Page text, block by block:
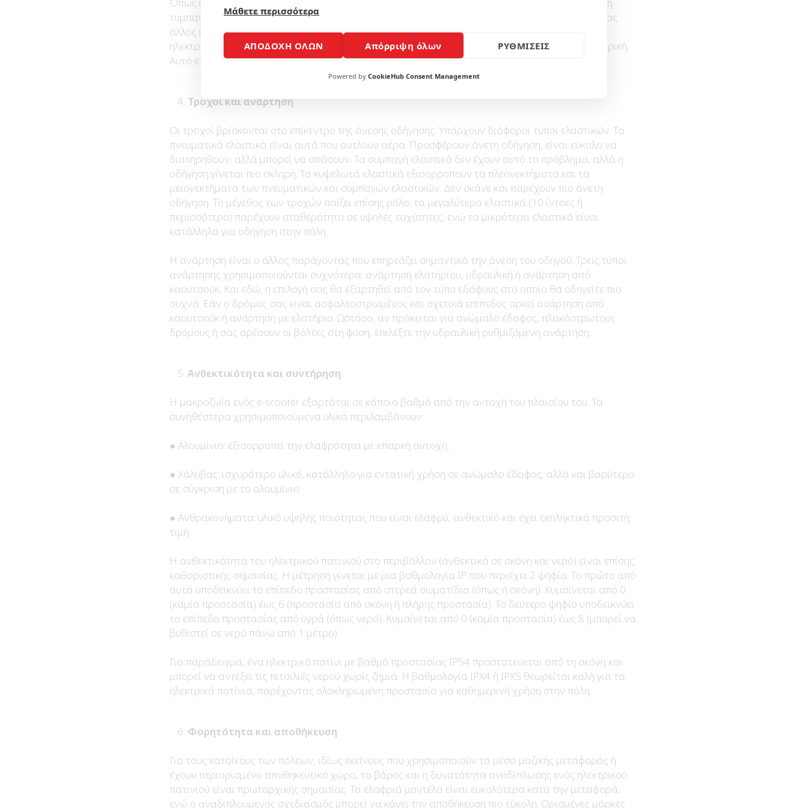
τυμπανόφρενα. Είναι αποτελεσματικά και εξασφαλίζουν γρήγορο και ασφαλές φρενάρισμα. Ένας
άλλος κοινός τύπος είναι τα λεγόμενα «αναγεννητικά» φρένα. Αυτά χρησιμοποιούν τον
ηλεκτροκινητήρα για τη μείωση της ταχύτητας, ενώ μετατρέπουν την κινητική ενέργεια σε ηλεκτρική.
Αυτό επεκτείνει την εμβέλεια του σκούτερ.
Τροχοί και ανάρτηση
Οι τροχοί βρίσκονται στο επίκεντρο της άνεσης οδήγησης. Υπάρχουν διάφοροι τύποι ελαστικών. Τα
πνευματικά ελαστικά είναι αυτά που αντλούν αέρα. Προσφέρουν άνετη οδήγηση, είναι εύκολο να
διατηρηθούν, αλλά μπορεί να σπάσουν. Τα συμπαγή ελαστικά δεν έχουν αυτό το πρόβλημα, αλλά η
οδήγηση γίνεται πιο σκληρή. Τα κυψελωτά ελαστικά εξισορροπούν τα πλεονεκτήματα και τα
μειονεκτήματα των πνευματικών και συμπαγών ελαστικών. Δεν σκάνε και παρέχουν πιο άνετη
οδήγηση. Το μέγεθος των τροχών παίζει επίσης ρόλο: τα μεγαλύτερα ελαστικά (10 ίντσες ή
περισσότερο) παρέχουν σταθερότητα σε υψηλές ταχύτητες, ενώ τα μικρότερα ελαστικά είναι
κατάλληλα για οδήγηση στην πόλη.
Η ανάρτηση είναι ο άλλος παράγοντας που επηρεάζει σημαντικά την άνεση του οδηγού. Τρεις τύποι
ανάρτησης χρησιμοποιούνται συχνότερα: ανάρτηση ελατηρίου, υδραυλική ή ανάρτηση από
καουτσούκ. Και εδώ, η επιλογή σας θα εξαρτηθεί από τον τύπο εδάφους στο οποίο θα οδηγείτε πιο
συχνά. Εάν ο δρόμος σας είναι ασφαλτοστρωμένος και σχετικά επίπεδος αρκεί ανάρτηση από
καουτσούκ ή ανάρτηση με ελατήριο. Ωστόσο, αν πρόκειται για ανώμαλο έδαφος, πλακόστρωτους
δρόμους ή σας αρέσουν οι βόλτες στη φύση, επιλέξτε την υδραυλική ρυθμιζόμενη ανάρτηση.
Ανθεκτικότητα και συντήρηση
Η μακροζωία ενός e-scooter εξαρτάται σε κάποιο βαθμό από την αντοχή του πλαισίου του. Τα
συνηθέστερα χρησιμοποιούμενα υλικά περιλαμβάνουν:
● Αλουμίνιο: εξισορροπεί την ελαφρότητα με επαρκή αντοχή.
● Χάλυβας: ισχυρότερο υλικό, κατάλληλο για εντατική χρήση σε ανώμαλο έδαφος, αλλά και βαρύτερο
σε σύγκριση με το αλουμίνιο.
● Ανθρακονήματα: υλικό υψηλής ποιότητας που είναι ελαφρύ, ανθεκτικό και έχει εκπληκτικά προσιτή
τιμή.
Η ανθεκτικότητα του ηλεκτρικού πατινιού στο περιβάλλον (ανθεκτικά σε σκόνη και νερό) είναι επίσης
καθοριστικής σημασίας. Η μέτρηση γίνεται με μια βαθμολογία IP που περιέχει 2 ψηφία. Το πρώτο από
αυτά υποδεικνύει το επίπεδο προστασίας από στερεά σωματίδια (όπως η σκόνη). Κυμαίνεται από 0
(καμία προστασία) έως 6 (προστασία από σκόνη ή πλήρης προστασία). Το δεύτερο ψηφίο υποδεικνύει
το επίπεδο προστασίας από υγρά (όπως νερό). Κυμαίνεται από 0 (καμία προστασία) έως 8 (μπορεί να
βυθιστεί σε νερό πάνω από 1 μέτρο).
Για παράδειγμα, ένα ηλεκτρικό πατίνι με βαθμό προστασίας IP54 προστατεύεται από τη σκόνη και
μπορεί να αντέξει τις πιτσιλιές νερού χωρίς ζημιά. Η βαθμολογία IPX4 ή IPX5 θεωρείται καλή για τα
ηλεκτρικά πατίνια, παρέχοντας ολοκληρωμένη προστασία για καθημερινή χρήση στην πόλη.
Φορητότητα και αποθήκευση
Για τους κατοίκους των πόλεων, ιδίως εκείνους που χρησιμοποιούν τα μέσα μαζικής μεταφοράς ή
έχουν περιορισμένο αποθηκευτικό χώρο, το βάρος και η δυνατότητα αναδίπλωσης ενός ηλεκτρικού
πατινιού είναι πρωταρχικής σημασίας. Τα ελαφριά μοντέλα είναι ευκολότερα κατά την μεταφορά,
ενώ ο αναδιπλούμενος σχεδιασμός μπορεί να κάνει την αποθήκευση πιο εύκολη. Ορισμένες μάρκες
Μάθετε περισσότερα
ΑΠΟΔΟΧΗ ΟΛΩΝ Απόρριψη όλων ΡΥΘΜΙΣΕΙΣ
Powered by CookieHub Consent Management